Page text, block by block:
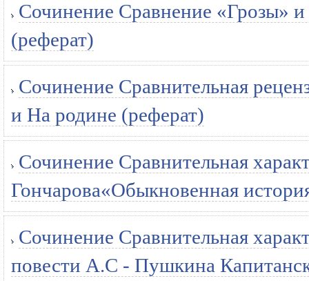
Сочинение Сравнение «Грозы»
(реферат)
Сочинение Сравнительная
и На родине (реферат)
Сочинение Сравнительная
Гончарова«Обыкновенная
Сочинение Сравнительная
повести А.С - Пушкина